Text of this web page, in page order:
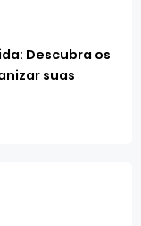
Descubra os
suas